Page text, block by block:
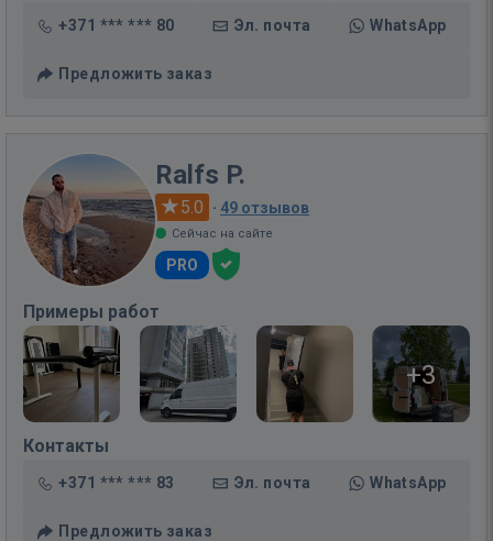
+371 *** *** 80 Эл. почта WhatsApp
Предложить заказ
Ralfs P.
5.0 · 49 отзывов
Сейчас на сайте
PRO
Примеры работ
+3
Контакты
+371 *** *** 83 Эл. почта WhatsApp
Предложить заказ